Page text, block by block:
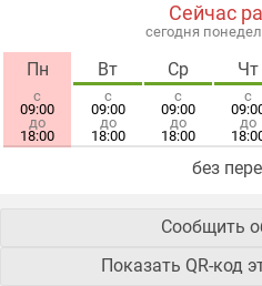
Сейчас
сегодня
Пн
с
09:00
до
18:00
Вт
с
09:00
до
18:00
Ср
с
09:00
до
18:00
Чт
с
до
без
Сообщить
Показать QR-код